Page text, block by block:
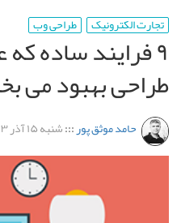
تجارت الکترونیک طراحی وب
۹ فرایند ساده
طراحی بهبود می
حامد موثق پور:::شنبه ۱۵ آذر ۹۳